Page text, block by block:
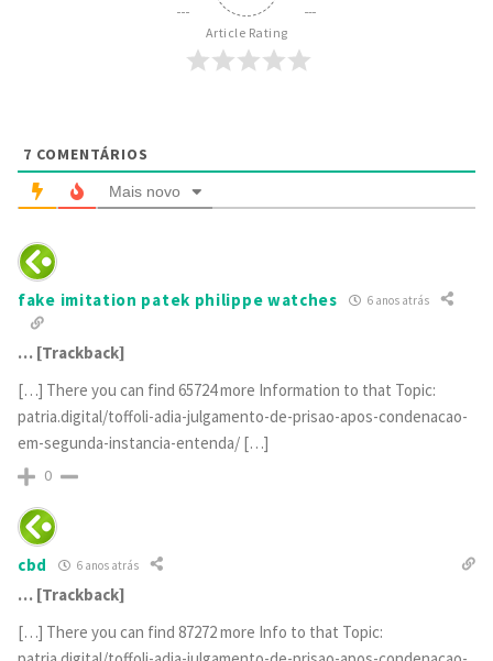
Article Rating
7 COMENTÁRIOS
Mais novo
fake imitation patek philippe watches 6 anos atrás
… [Trackback]
[…] There you can find 65724 more Information to that Topic:
patria.digital/toffoli-adia-julgamento-de-prisao-apos-condenacao-
em-segunda-instancia-entenda/ […]
0
cbd 6 anos atrás
… [Trackback]
[…] There you can find 87272 more Info to that Topic: